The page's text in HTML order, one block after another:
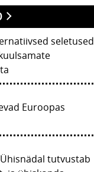
seletused
Euroopas
tutvustab